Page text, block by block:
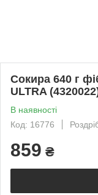
Сокира 640 г
ULTRA
В наявності
Код: 16776
859 ₴